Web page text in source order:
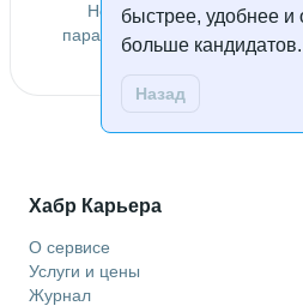
быстрее, удобнее и
больше кандидатов.
Назад
Не удалось найти
параметрам. Попробуйте
Хабр Карьера
О сервисе
Услуги и цены
Журнал